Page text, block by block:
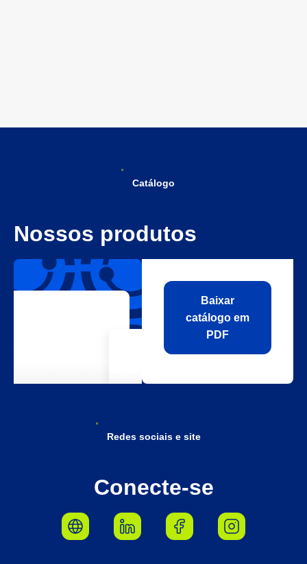
Catálogo
Nossos produtos
Baixar
catálogo em
PDF
Redes sociais e site
Conecte-se